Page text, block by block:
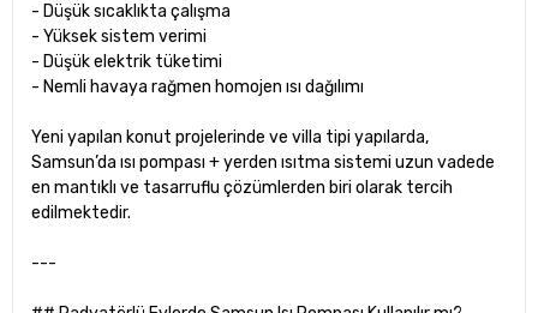
- Düşük sıcaklıkta çalışma
- Yüksek sistem verimi
- Düşük elektrik tüketimi
- Nemli havaya rağmen homojen ısı dağılımı
Yeni yapılan konut projelerinde ve villa tipi yapılarda,
Samsun’da ısı pompası + yerden ısıtma sistemi uzun vadede
en mantıklı ve tasarruflu çözümlerden biri olarak tercih
edilmektedir.
---